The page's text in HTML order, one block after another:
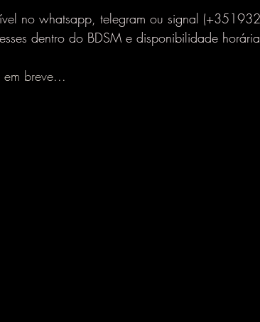
no whatsapp, telegram ou signal
dentro do BDSM e disponibilidade
breve...